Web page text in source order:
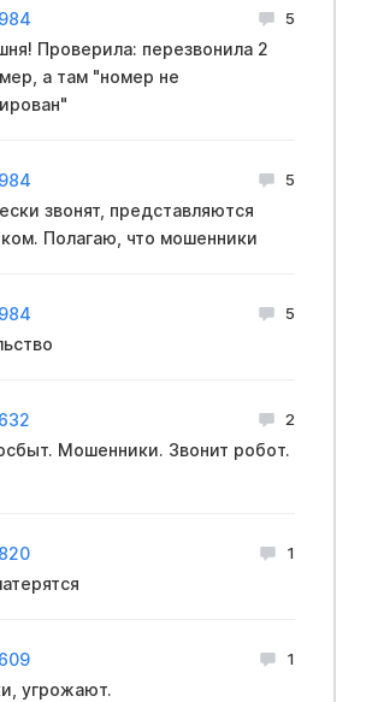
5
Проверила: перезвонила 2
а там "номер не
5
звонят, представляются
Полагаю, что мошенники
5
2
Мошенники. Звонит робот.
1
1
угрожают.